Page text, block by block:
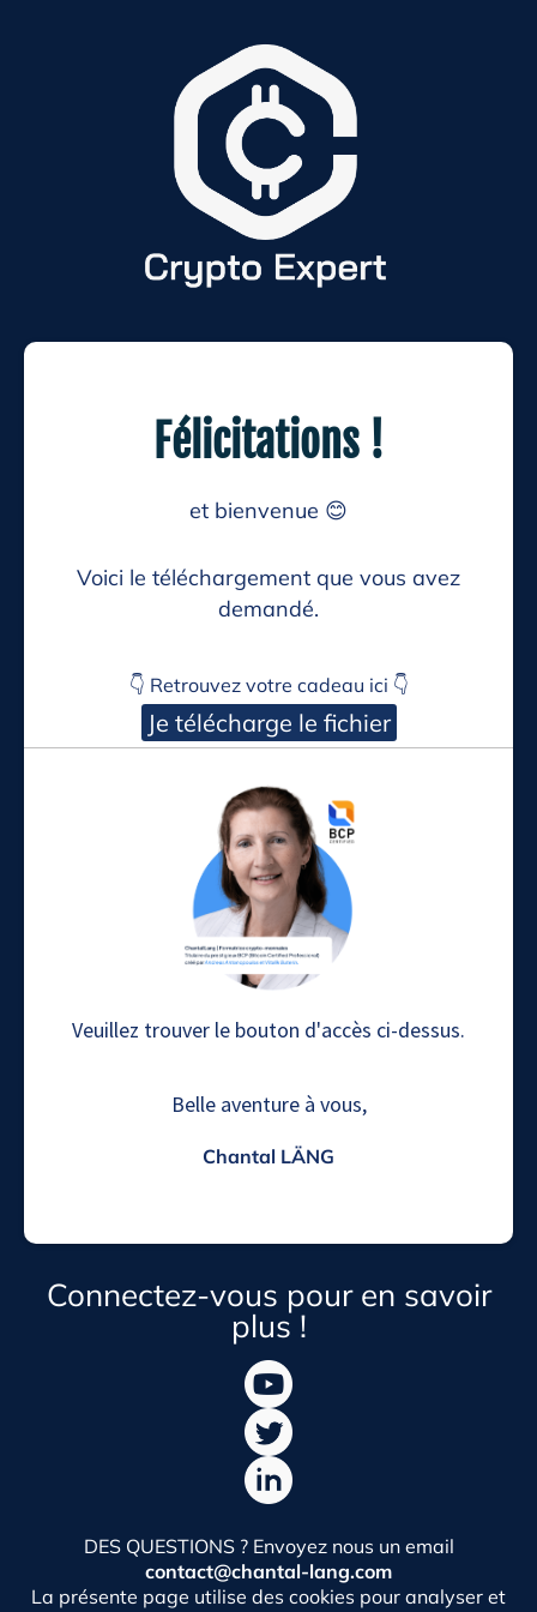
Félicitations !
et bienvenue 😊
Voici le téléchargement que vous avez
demandé.
👇 Retrouvez votre cadeau ici 👇
Je télécharge le fichier
Veuillez trouver le bouton d'accès ci-dessus.
Belle aventure à vous,
Chantal LÄNG
Connectez-vous pour en savoir
plus !
DES QUESTIONS ? Envoyez nous un email
contact@chantal-lang.com
La présente page utilise des cookies pour analyser et